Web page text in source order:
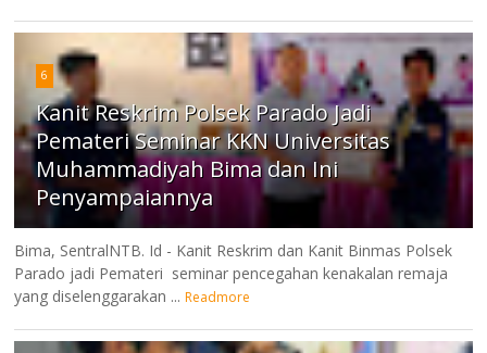
6
Kanit Reskrim Polsek Parado Jadi
Pemateri Seminar KKN Universitas
Muhammadiyah Bima dan Ini
Penyampaiannya
Bima, SentralNTB. Id - Kanit Reskrim dan Kanit Binmas Polsek
Parado jadi Pemateri seminar pencegahan kenakalan remaja
yang diselenggarakan ... Readmore